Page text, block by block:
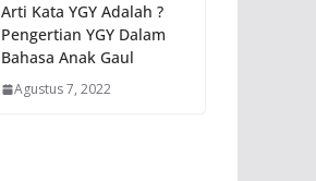
Arti Kata YGY Adalah ?
Pengertian YGY Dalam
Bahasa Anak Gaul
Agustus 7, 2022